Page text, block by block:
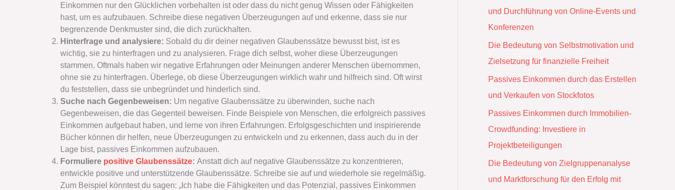
Einkommen nur den Glücklichen vorbehalten ist oder dass du nicht genug Wissen oder Fähigkeiten
hast, um es aufzubauen. Schreibe diese negativen Überzeugungen auf und erkenne, dass sie nur
begrenzende Denkmuster sind, die dich zurückhalten.
Hinterfrage und analysiere: Sobald du dir deiner negativen Glaubenssätze bewusst bist, ist es
wichtig, sie zu hinterfragen und zu analysieren. Frage dich selbst, woher diese Überzeugungen
stammen. Oftmals haben wir negative Erfahrungen oder Meinungen anderer Menschen übernommen,
ohne sie zu hinterfragen. Überlege, ob diese Überzeugungen wirklich wahr und hilfreich sind. Oft wirst
du feststellen, dass sie unbegründet und hinderlich sind.
Suche nach Gegenbeweisen: Um negative Glaubenssätze zu überwinden, suche nach
Gegenbeweisen, die das Gegenteil beweisen. Finde Beispiele von Menschen, die erfolgreich passives
Einkommen aufgebaut haben, und lerne von ihren Erfahrungen. Erfolgsgeschichten und inspirierende
Bücher können dir helfen, neue Überzeugungen zu entwickeln und zu erkennen, dass auch du in der
Lage bist, passives Einkommen aufzubauen.
Formuliere positive Glaubenssätze: Anstatt dich auf negative Glaubenssätze zu konzentrieren,
entwickle positive und unterstützende Glaubenssätze. Schreibe sie auf und wiederhole sie regelmäßig.
Zum Beispiel könntest du sagen: „Ich habe die Fähigkeiten und das Potenzial, passives Einkommen
und Durchführung von Online-Events und
Konferenzen
Die Bedeutung von Selbstmotivation und
Zielsetzung für finanzielle Freiheit
Passives Einkommen durch das Erstellen
und Verkaufen von Stockfotos
Passives Einkommen durch Immobilien-
Crowdfunding: Investiere in
Projektbeteiligungen
Die Bedeutung von Zielgruppenanalyse
und Marktforschung für den Erfolg mit